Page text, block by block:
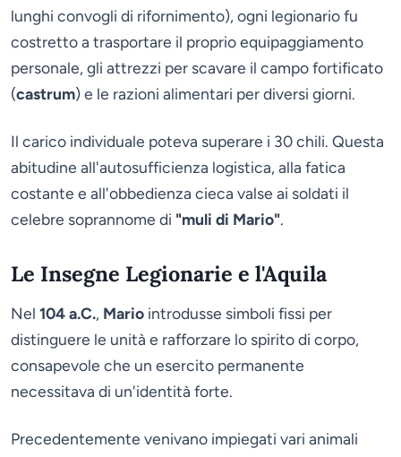
lunghi convogli di rifornimento), ogni legionario fu
costretto a trasportare il proprio equipaggiamento
personale, gli attrezzi per scavare il campo fortificato
(castrum) e le razioni alimentari per diversi giorni.
Il carico individuale poteva superare i 30 chili. Questa
abitudine all'autosufficienza logistica, alla fatica
costante e all'obbedienza cieca valse ai soldati il
celebre soprannome di "muli di Mario".
Le Insegne Legionarie e l'Aquila
Nel 104 a.C., Mario introdusse simboli fissi per
distinguere le unità e rafforzare lo spirito di corpo,
consapevole che un esercito permanente
necessitava di un'identità forte.
Precedentemente venivano impiegati vari animali